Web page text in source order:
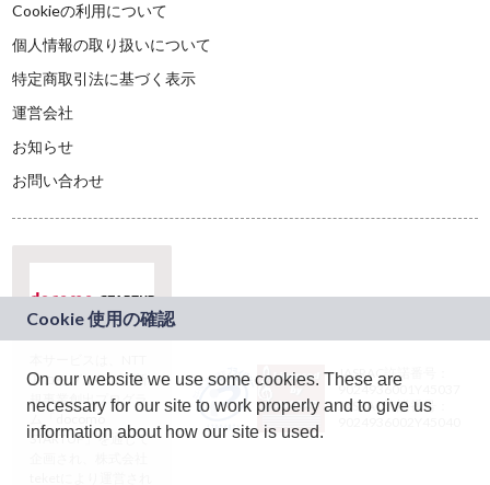
Cookieの利用について
個人情報の取り扱いについて
特定商取引法に基づく表示
運営会社
お知らせ
お問い合わせ
ドコモグループの新
規事業創出プログラ
ム「docomo
STARTUP」を通じて
JASRAC許諾番号：
9024936001Y45037
JASRAC許諾番号：
On our website we use some cookies. These are
necessary for our site to work properly and to give us
information about how our site is used.